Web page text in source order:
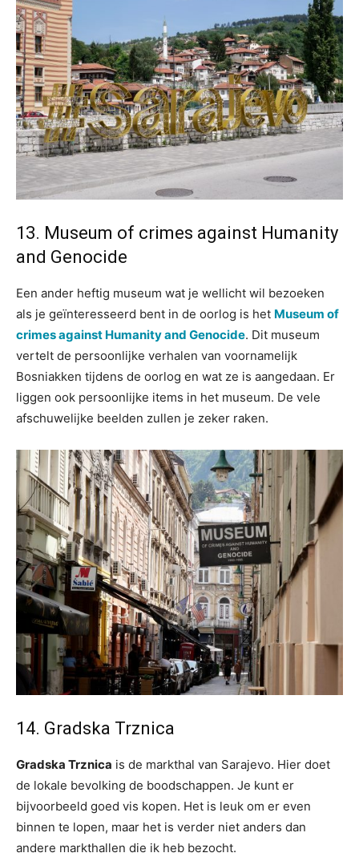
13. Museum of crimes against Humanity
and Genocide
Een ander heftig museum wat je wellicht wil bezoeken
als je geïnteresseerd bent in de oorlog is het Museum of
crimes against Humanity and Genocide. Dit museum
vertelt de persoonlijke verhalen van voornamelijk
Bosniakken tijdens de oorlog en wat ze is aangedaan. Er
liggen ook persoonlijke items in het museum. De vele
afschuwelijke beelden zullen je zeker raken.
14. Gradska Trznica
Gradska Trznica is de markthal van Sarajevo. Hier doet
de lokale bevolking de boodschappen. Je kunt er
bijvoorbeeld goed vis kopen. Het is leuk om er even
binnen te lopen, maar het is verder niet anders dan
andere markthallen die ik heb bezocht.